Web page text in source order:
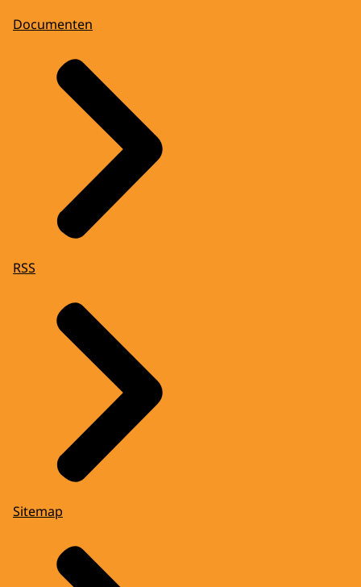
Documenten
RSS
Sitemap